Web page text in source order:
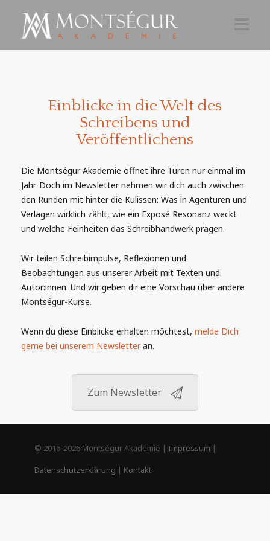
NEWSLETTER
Einblicke in die Welt des
Schreibens und
Veröffentlichens
Die Montségur Akademie öffnet ihre Türen nur einmal im
Jahr. Doch im Newsletter nehmen wir dich auch zwischen
den Runden mit hinter die Kulissen: Was in Agenturen und
Verlagen wirklich zählt, wie ein Exposé Resonanz weckt
und welche Feinheiten das Schreibhandwerk prägen.
Wir teilen Schreibimpulse, Reflexionen und
Beobachtungen aus unserer Arbeit mit Texten und
Autor:innen. Und wir geben dir eine Vorschau über andere
Montségur-Kurse.
Wenn du diese Einblicke erhalten möchtest, melde Dich
gerne bei unserem Newsletteran.
Zum Newsletter
© 2016-2026 Montségur Akademie | Impressum |
Datenschutzerklärung | Kontakt